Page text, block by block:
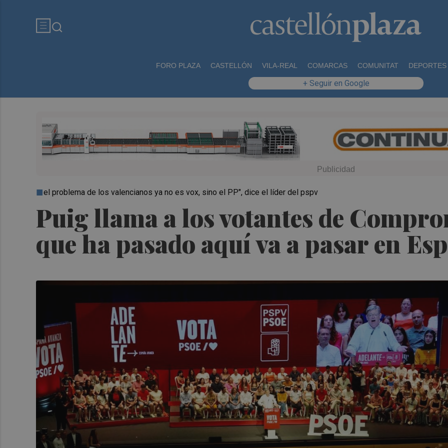
FORO PLAZA CASTELLÓN VILA-REAL COMARCAS COMUNITAT DEPORTES
+ Seguir en Google
Puig llama a los votantes de
que ha pasado aquí va a pasar en
el problema de los valencianos ya no es vox, sino el PP", dice el líder del pspv